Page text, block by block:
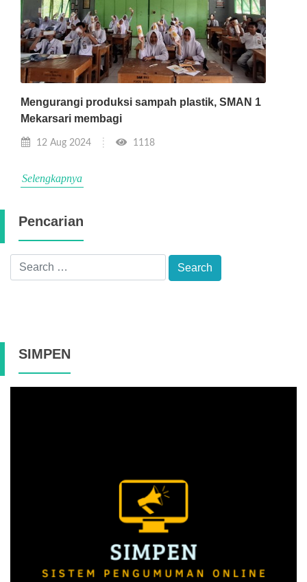
Mengurangi produksi sampah plastik, SMAN 1
Mekarsari membagi
12 Aug 2024 1118
Selengkapnya
Pencarian
SIMPEN